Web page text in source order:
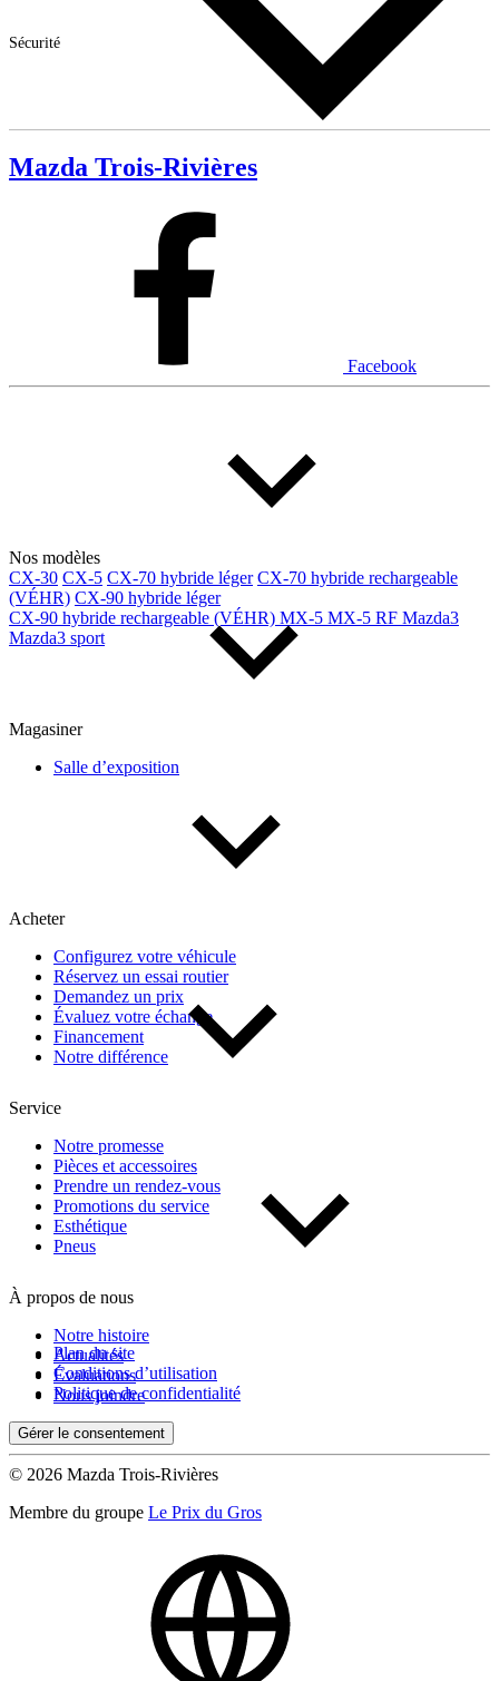
Sécurité
Mazda Trois-Rivières
Facebook
Nos modèles
CX-30 CX-5 CX-70 hybride léger CX-70 hybride rechargeable
(VÉHR) CX-90 hybride léger
CX-90 hybride rechargeable (VÉHR) MX-5 MX-5 RF Mazda3
Mazda3 sport
Magasiner
Salle d’exposition
Acheter
Configurez votre véhicule
Réservez un essai routier
Demandez un prix
Évaluez votre échange
Financement
Notre différence
Service
Notre promesse
Pièces et accessoires
Prendre un rendez-vous
Promotions du service
Esthétique
Pneus
À propos de nous
Notre histoire
Actualités
Évaluations
Nous joindre
Plan du site
Conditions d’utilisation
Politique de confidentialité
Gérer le consentement
© 2026 Mazda Trois-Rivières
Membre du groupe Le Prix du Gros